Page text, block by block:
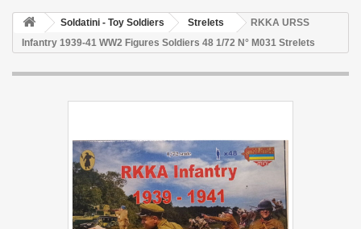
Soldatini - Toy Soldiers Strelets
RKKA URSS
Infantry 1939-41 WW2 Figures Soldiers 48 1/72 N° M031 Strelets